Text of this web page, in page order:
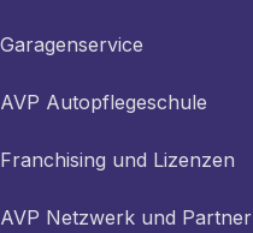
Garagenservice
AVP Autopflegeschule
Franchising und Lizenzen
AVP Netzwerk und Partner